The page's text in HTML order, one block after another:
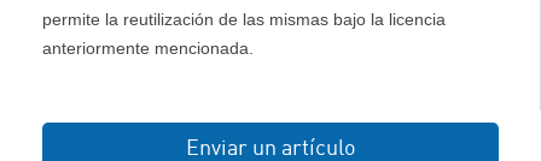
permite la reutilización de las mismas bajo la licencia
anteriormente mencionada.
Enviar un artículo